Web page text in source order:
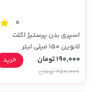
0
اسپری بدن پرستیژ اکلت
لانوین 150 میلی لیتر
190,000 تومان
250,000 تومان
خرید